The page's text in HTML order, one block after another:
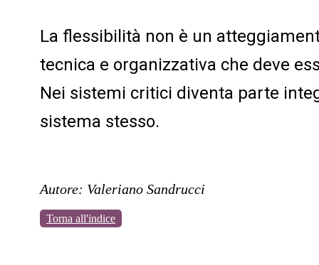
La flessibilità non è un
tecnica e organizzativa che deve
Nei sistemi critici diventa parte
sistema stesso.
Autore: Valeriano Sandrucci
Torna all'indice